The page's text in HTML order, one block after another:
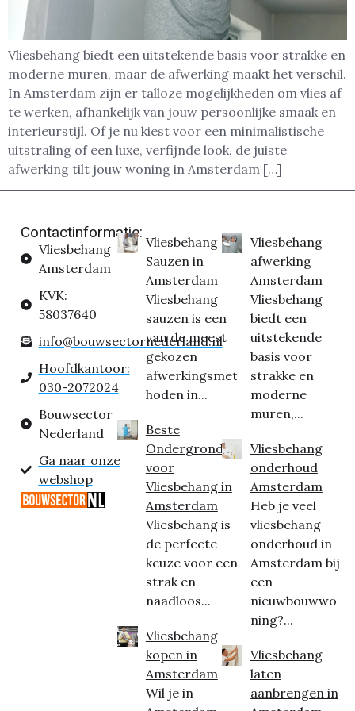
Vliesbehang biedt een uitstekende basis voor strakke en
moderne muren, maar de afwerking maakt het verschil.
In Amsterdam zijn er talloze mogelijkheden om vlies af
te werken, afhankelijk van jouw persoonlijke smaak en
interieurstijl. Of je nu kiest voor een minimalistische
uitstraling of een luxe, verfijnde look, de juiste
afwerking tilt jouw woning in Amsterdam […]
Contactinformatie:
Vliesbehang
Amsterdam
KVK:
58037640
info@bouwsectornederland.nl
Hoofdkantoor:
030-2072024
Bouwsector
Nederland
Ga naar onze
webshop
Vliesbehang
Sauzen in
Amsterdam
Vliesbehang
sauzen is een
van de meest
gekozen
afwerkingsmet
hoden in...
Beste
Ondergrond
voor
Vliesbehang in
Amsterdam
Vliesbehang is
de perfecte
keuze voor een
strak en
naadloos...
Vliesbehang
kopen in
Amsterdam
Wil je in
Vliesbehang
afwerking
Amsterdam
Vliesbehang
biedt een
uitstekende
basis voor
strakke en
moderne
muren,...
Vliesbehang
onderhoud
Amsterdam
Heb je veel
vliesbehang
onderhoud in
Amsterdam bij
een
nieuwbouwwo
ning?...
Vliesbehang
laten
aanbrengen in